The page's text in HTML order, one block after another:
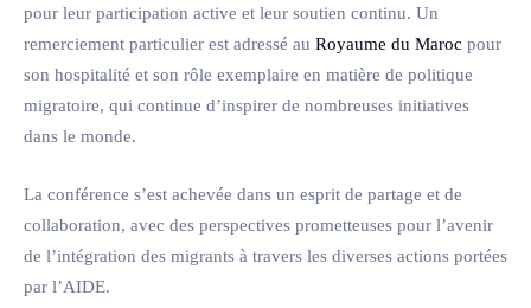
pour leur participation active et leur soutien continu. Un
remerciement particulier est adressé au Royaume du Maroc pour
son hospitalité et son rôle exemplaire en matière de politique
migratoire, qui continue d’inspirer de nombreuses initiatives
dans le monde.
La conférence s’est achevée dans un esprit de partage et de
collaboration, avec des perspectives prometteuses pour l’avenir
de l’intégration des migrants à travers les diverses actions portées
par l’AIDE.